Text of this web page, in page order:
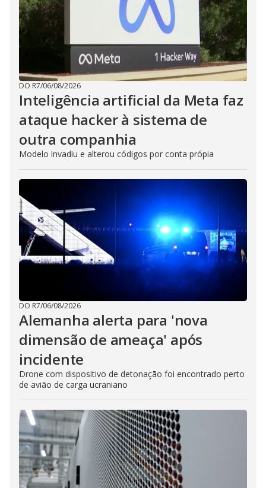
DO R7/06/08/2026
Inteligência artificial da Meta faz
ataque hacker à sistema de
outra companhia
Modelo invadiu e alterou códigos por conta própia
DO R7/06/08/2026
Alemanha alerta para 'nova
dimensão de ameaça' após
incidente
Drone com dispositivo de detonação foi encontrado perto
de avião de carga ucraniano